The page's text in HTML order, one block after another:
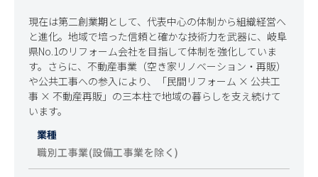
現在は第二創業期として、代表中心の体制から組織経営へ
と進化。地域で培った信頼と確かな技術力を武器に、岐阜
県No.1のリフォーム会社を目指して体制を強化していま
す。さらに、不動産事業（空き家リノベーション・再販）
や公共工事への参入により、「民間リフォーム × 公共工
事 × 不動産再販」の三本柱で地域の暮らしを支え続けて
います。
業種
職別工事業(設備工事業を除く)